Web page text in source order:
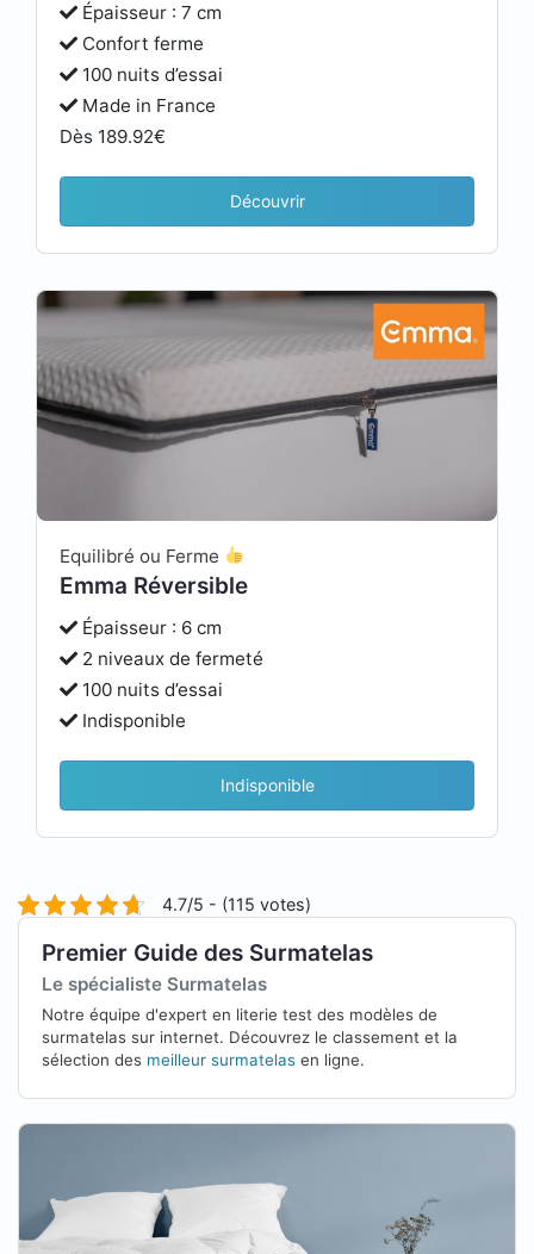
Épaisseur : 7 cm
Confort ferme
100 nuits d’essai
Made in France
Dès 189.92€
Découvrir
Equilibré ou Ferme
Emma Réversible
Épaisseur : 6 cm
2 niveaux de fermeté
100 nuits d’essai
Indisponible
Indisponible
4.7/5 - (115 votes)
Premier Guide des Surmatelas
Le spécialiste Surmatelas
Notre équipe d'expert en literie test des modèles de
surmatelas sur internet. Découvrez le classement et la
sélection des meilleur surmatelas en ligne.